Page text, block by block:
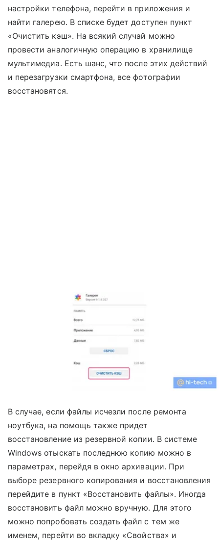
настройки телефона, перейти в приложения и
найти галерею. В списке будет доступен пункт
«Очистить кэш». На всякий случай можно
провести аналогичную операцию в хранилище
мультимедиа. Есть шанс, что после этих действий
и перезагрузки смартфона, все фотографии
восстановятся.
В случае, если файлы исчезли после ремонта
ноутбука, на помощь также придет
восстановление из резервной копии. В системе
Windows отыскать последнюю копию можно в
параметрах, перейдя в окно архивации. При
выборе резервного копирования и восстановления
перейдите в пункт «Восстановить файлы». Иногда
восстановить файл можно вручную. Для этого
можно попробовать создать файл с тем же
именем, перейти во вкладку «Свойства» и